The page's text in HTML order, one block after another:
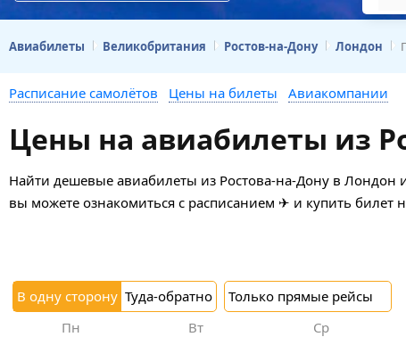
Авиабилеты Великобритания Ростов-на-Дону Лондон
Расписание самолётов Цены на билеты Авиакомпании
Цены на авиабилеты из
Найти дешевые авиабилеты из Ростова-на-Дону в Лондон
вы можете ознакомиться с расписанием ✈ и купить билет
В одну сторону Туда-обратно Только прямые рейсы
Пн Вт Ср